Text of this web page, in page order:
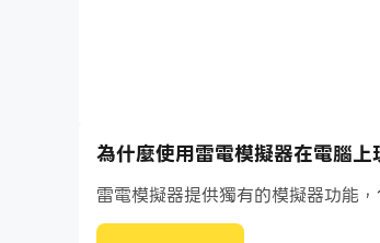
💥特點：
◈驚人的物理效果和高清圖形
為什麼使用雷電模擬器在電
雷電模擬器提供獨有的模擬器功能